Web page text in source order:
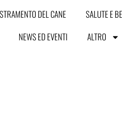
DEL CANE SALUTE E
NEWS ED EVENTI
ALTRO